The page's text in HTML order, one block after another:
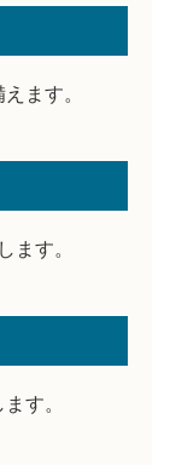
ます。
ます。
す。